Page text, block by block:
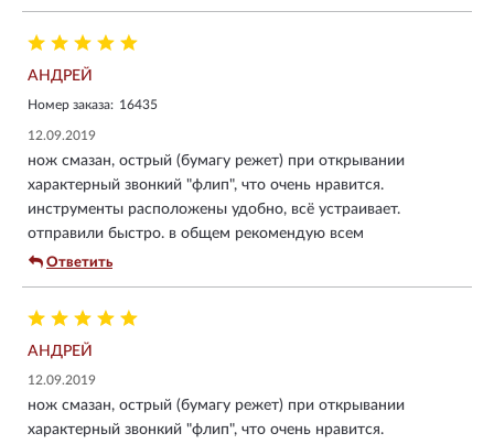
АНДРЕЙ
Номер заказа: 16435
12.09.2019
нож смазан, острый (бумагу режет) при открывании
характерный звонкий "флип", что очень нравится.
инструменты расположены удобно, всё устраивает.
отправили быстро. в общем рекомендую всем
Ответить
АНДРЕЙ
12.09.2019
нож смазан, острый (бумагу режет) при открывании
характерный звонкий "флип", что очень нравится.